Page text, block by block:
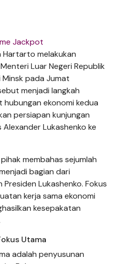
Jackpot
Hartarto melakukan
Luar Negeri Republik
Minsk pada Jumat
menjadi langkah
ekonomi kedua
persiapan kunjungan
Lukashenko ke
membahas sejumlah
bagian dari
Lukashenko. Fokus
kerja sama ekonomi
kesepakatan
Utama
adalah penyusunan